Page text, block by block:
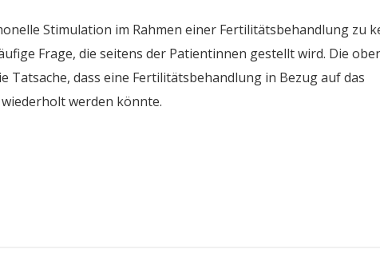
Stimulation im Rahmen einer Fertilitätsbehandlung zu
Frage, die seitens der Patientinnen gestellt wird. Die
Tatsache, dass eine Fertilitätsbehandlung in Bezug auf das
werden könnte.